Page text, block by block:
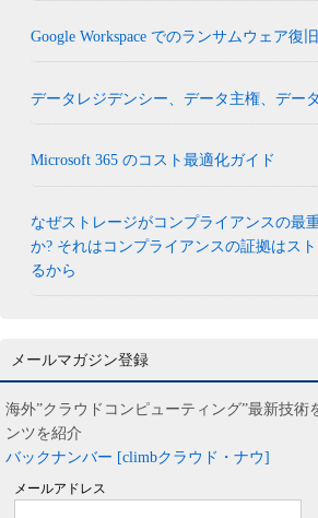
Google Workspace でのランサムウェア復
データレジデンシー、データ主権、デー
Microsoft 365 のコスト最適化ガイド
なぜストレージがコンプライアンスの最
か? それはコンプライアンスの証拠はス
るから
メールマガジン登録
海外”クラウドコンピューティング”最新技術
ンツを紹介
バックナンバー [climbクラウド・ナウ]